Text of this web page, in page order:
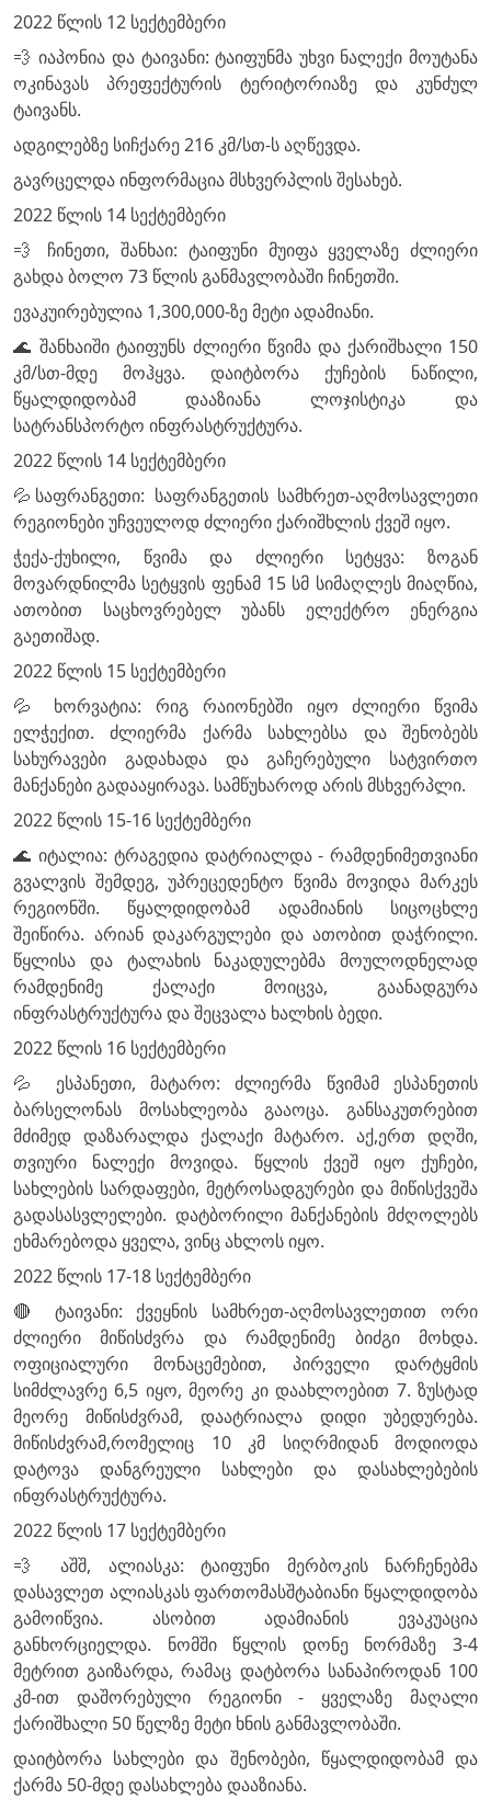
2022 წლის 12 სექტემბერი
💨 იაპონია და ტაივანი: ტაიფუნმა უხვი ნალექი მოუტანა
ოკინავას პრეფექტურის ტერიტორიაზე და კუნძულ
ტაივანს.
ადგილებზე სიჩქარე 216 კმ/სთ-ს აღწევდა.
გავრცელდა ინფორმაცია მსხვერპლის შესახებ.
2022 წლის 14 სექტემბერი
💨 ჩინეთი, შანხაი: ტაიფუნი მუიფა ყველაზე ძლიერი
გახდა ბოლო 73 წლის განმავლობაში ჩინეთში.
ევაკუირებულია 1,300,000-ზე მეტი ადამიანი.
🌊 შანხაიში ტაიფუნს ძლიერი წვიმა და ქარიშხალი 150
კმ/სთ-მდე მოჰყვა. დაიტბორა ქუჩების ნაწილი,
წყალდიდობამ დააზიანა ლოჯისტიკა და
სატრანსპორტო ინფრასტრუქტურა.
2022 წლის 14 სექტემბერი
💦საფრანგეთი: საფრანგეთის სამხრეთ-აღმოსავლეთი
რეგიონები უჩვეულოდ ძლიერი ქარიშხლის ქვეშ იყო.
ჭექა-ქუხილი, წვიმა და ძლიერი სეტყვა: ზოგან
მოვარდნილმა სეტყვის ფენამ 15 სმ სიმაღლეს მიაღწია,
ათობით საცხოვრებელ უბანს ელექტრო ენერგია
გაეთიშად.
2022 წლის 15 სექტემბერი
💦 ხორვატია: რიგ რაიონებში იყო ძლიერი წვიმა
ელჭექით. ძლიერმა ქარმა სახლებსა და შენობებს
სახურავები გადახადა და გაჩერებული სატვირთო
მანქანები გადააყირავა. სამწუხაროდ არის მსხვერპლი.
2022 წლის 15-16 სექტემბერი
🌊 იტალია: ტრაგედია დატრიალდა - რამდენიმეთვიანი
გვალვის შემდეგ, უპრეცედენტო წვიმა მოვიდა მარკეს
რეგიონში. წყალდიდობამ ადამიანის სიცოცხლე
შეიწირა. არიან დაკარგულები და ათობით დაჭრილი.
წყლისა და ტალახის ნაკადულებმა მოულოდნელად
რამდენიმე ქალაქი მოიცვა, გაანადგურა
ინფრასტრუქტურა და შეცვალა ხალხის ბედი.
2022 წლის 16 სექტემბერი
💦 ესპანეთი, მატარო: ძლიერმა წვიმამ ესპანეთის
ბარსელონას მოსახლეობა გააოცა. განსაკუთრებით
მძიმედ დაზარალდა ქალაქი მატარო. აქ,ერთ დღში,
თვიური ნალექი მოვიდა. წყლის ქვეშ იყო ქუჩები,
სახლების სარდაფები, მეტროსადგურები და მიწისქვეშა
გადასასვლელები. დატბორილი მანქანების მძღოლებს
ეხმარებოდა ყველა, ვინც ახლოს იყო.
2022 წლის 17-18 სექტემბერი
🔴 ტაივანი: ქვეყნის სამხრეთ-აღმოსავლეთით ორი
ძლიერი მიწისძვრა და რამდენიმე ბიძგი მოხდა.
ოფიციალური მონაცემებით, პირველი დარტყმის
სიმძლავრე 6,5 იყო, მეორე კი დაახლოებით 7. ზუსტად
მეორე მიწისძვრამ, დაატრიალა დიდი უბედურება.
მიწისძვრამ,რომელიც 10 კმ სიღრმიდან მოდიოდა
დატოვა დანგრეული სახლები და დასახლებების
ინფრასტრუქტურა.
2022 წლის 17 სექტემბერი
💨 აშშ, ალიასკა: ტაიფუნი მერბოკის ნარჩენებმა
დასავლეთ ალიასკას ფართომასშტაბიანი წყალდიდობა
გამოიწვია. ასობით ადამიანის ევაკუაცია
განხორციელდა. ნომში წყლის დონე ნორმაზე 3-4
მეტრით გაიზარდა, რამაც დატბორა სანაპიროდან 100
კმ-ით დაშორებული რეგიონი - ყველაზე მაღალი
ქარიშხალი 50 წელზე მეტი ხნის განმავლობაში.
დაიტბორა სახლები და შენობები, წყალდიდობამ და
ქარმა 50-მდე დასახლება დააზიანა.